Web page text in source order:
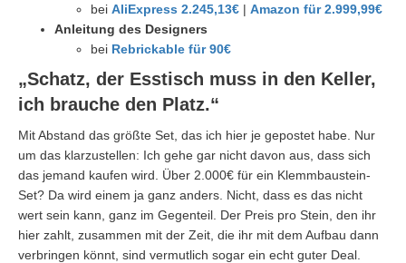
bei AliExpress 2.245,13€ | Amazon für 2.999,99€
Anleitung des Designers
bei Rebrickable für 90€
„Schatz, der Esstisch muss in den Keller,
ich brauche den Platz.“
Mit Abstand das größte Set, das ich hier je gepostet habe. Nur
um das klarzustellen: Ich gehe gar nicht davon aus, dass sich
das jemand kaufen wird. Über 2.000€ für ein Klemmbaustein-
Set? Da wird einem ja ganz anders. Nicht, dass es das nicht
wert sein kann, ganz im Gegenteil. Der Preis pro Stein, den ihr
hier zahlt, zusammen mit der Zeit, die ihr mit dem Aufbau dann
verbringen könnt, sind vermutlich sogar ein echt guter Deal.